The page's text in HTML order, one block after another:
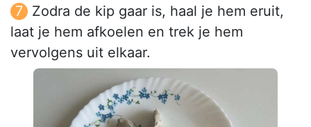
Zodra de kip gaar is, haal je hem eruit,
laat je hem afkoelen en trek je hem
vervolgens uit elkaar.